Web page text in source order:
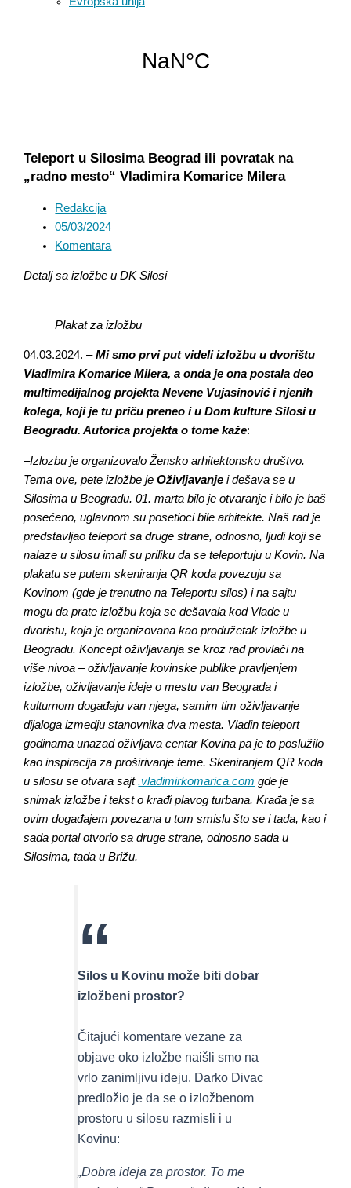
Teleport u Silosima Beograd ili povratak na
„radno mesto“ Vladimira Komarice Milera
Redakcija
05/03/2024
Komentara
Detalj sa izložbe u DK Silosi
Plakat za izložbu
04.03.2024. –Mi smo prvi put videli izložbu u dvorištu
Vladimira Komarice Milera, a onda je ona postala deo
multimedijalnog projekta Nevene Vujasinović i njenih
kolega, koji je tu priču preneo i u Dom kulture Silosi u
Beogradu. Autorica projekta o tome kaže:
–Izlozbu je organizovalo Žensko arhitektonsko društvo.
Tema ove, pete izložbe jeOživljavanjei dešava se u
Silosima u Beogradu. 01. marta bilo je otvaranje i bilo je baš
posećeno, uglavnom su posetioci bile arhitekte. Naš rad je
predstavljao teleport sa druge strane, odnosno, ljudi koji se
nalaze u silosu imali su priliku da se teleportuju u Kovin. Na
plakatu se putem skeniranja QR koda povezuju sa
Kovinom (gde je trenutno na Teleportu silos) i na sajtu
mogu da prate izložbu koja se dešavala kod Vlade u
dvoristu, koja je organizovana kao produžetak izložbe u
Beogradu. Koncept oživljavanja se kroz rad provlači na
više nivoa – oživljavanje kovinske publike pravljenjem
izložbe, oživljavanje ideje o mestu van Beograda i
kulturnom događaju van njega, samim tim oživljavanje
dijaloga izmedju stanovnika dva mesta. Vladin teleport
godinama unazad oživljava centar Kovina pa je to poslužilo
kao inspiracija za proširivanje teme. Skeniranjem QR koda
u silosu se otvara sajt.vladimirkomarica.com gde je
snimak izložbe i tekst o krađi plavog turbana. Krađa je sa
ovim događajem povezana u tom smislu što se i tada, kao i
sada portal otvorio sa druge strane, odnosno sada u
Silosima, tada u Brižu.
Silos u Kovinu može biti dobar
izložbeni prostor?
Čitajući komentare vezane za
objave oko izložbe naišli smo na
vrlo zanimljivu ideju. Darko Divac
predložio je da se o izložbenom
prostoru u silosu razmisli i u
Kovinu:
„Dobra ideja za prostor. To me